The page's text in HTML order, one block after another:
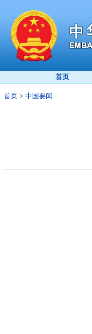
首页
首页 > 中国要闻